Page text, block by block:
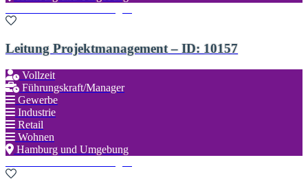
Leitung Projektmanagement – ID: 10157
Vollzeit
Führungskraft/Manager
Gewerbe
Industrie
Retail
Wohnen
Hamburg und Umgebung